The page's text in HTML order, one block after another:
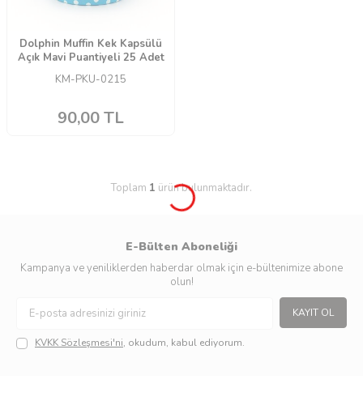
Dolphin Muffin Kek Kapsülü
Açık Mavi Puantiyeli 25 Adet
KM-PKU-0215
90,00TL
Toplam 1 ürün bulunmaktadır.
E-Bülten Aboneliği
Kampanya ve yeniliklerden haberdar olmak için e-bültenimize abone
olun!
KAYIT OL
KVKK Sözleşmesi'ni, okudum, kabul ediyorum.